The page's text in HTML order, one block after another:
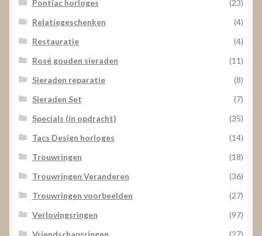
Pontiac horloges
(23)
Relatiegeschenken
(4)
Restauratie
(4)
Rosé gouden sieraden
(11)
Sieraden reparatie
(8)
Sieraden Set
(7)
Specials (in opdracht)
(35)
Tacs Design horloges
(14)
Trouwringen
(18)
Trouwringen Veranderen
(36)
Trouwringen voorbeelden
(27)
Verlovingsringen
(97)